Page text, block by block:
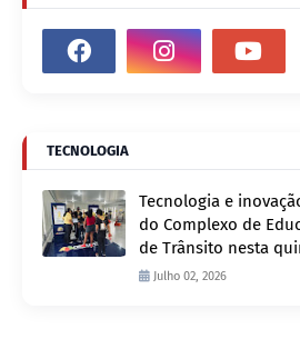
TECNOLOGIA
Tecnologia e
do Complexo de
de Trânsito nesta
Julho 02, 2026